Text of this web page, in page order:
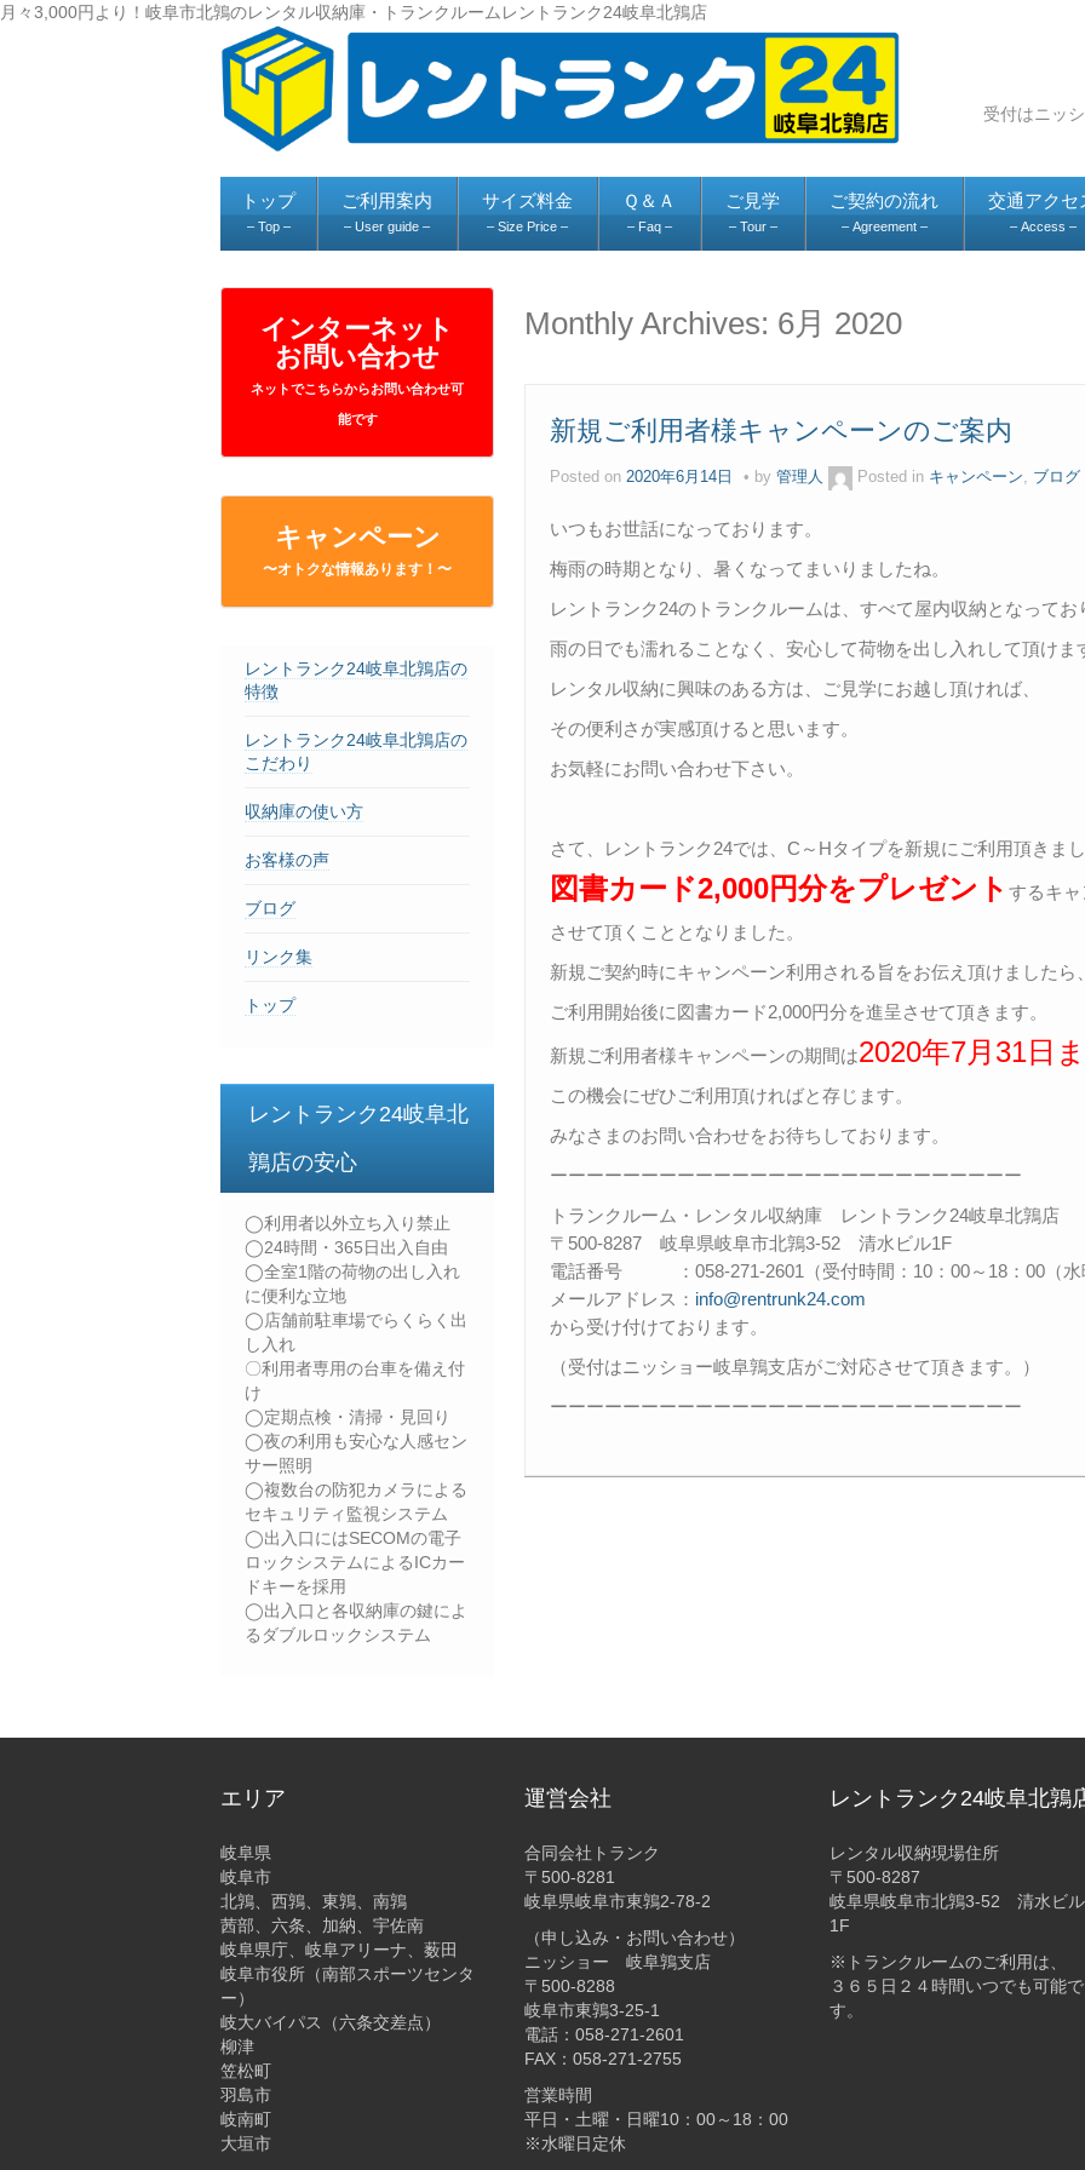
月々3,000円より！岐阜市北鶉のレンタル収納庫・トランクルームレントランク24岐阜北鶉店
トップ
– Top –
ご利用案内
– User guide –
サイズ料金
– Size Price –
Ｑ＆Ａ
– Faq –
ご見学
– Tour –
ご契約の流れ
– Agreement –
交通アクセ
– Access –
インターネット
お問い合わせ
ネットでこちらからお問い合わせ可
能です
キャンペーン
〜オトクな情報あります！〜
レントランク24岐阜北鶉店の
特徴
レントランク24岐阜北鶉店の
こだわり
収納庫の使い方
お客様の声
ブログ
リンク集
トップ
レントランク24岐阜北
鶉店の安心
◯利用者以外立ち入り禁止
◯24時間・365日出入自由
◯全室1階の荷物の出し入れ
に便利な立地
◯店舗前駐車場でらくらく出
し入れ
〇利用者専用の台車を備え付
け
◯定期点検・清掃・見回り
◯夜の利用も安心な人感セン
サー照明
◯複数台の防犯カメラによる
セキュリティ監視システム
◯出入口にはSECOMの電子
ロックシステムによるICカー
ドキーを採用
◯出入口と各収納庫の鍵によ
るダブルロックシステム
Monthly Archives: 6月 2020
新規ご利用者様キャンペーンのご案内
Posted on2020年6月14日 by管理人 Posted in キャンペーン, ブログ
いつもお世話になっております。
梅雨の時期となり、暑くなってまいりましたね。
レントランク24のトランクルームは、すべて屋内収納となってお
雨の日でも濡れることなく、安心して荷物を出し入れして頂けま
レンタル収納に興味のある方は、ご見学にお越し頂ければ、
その便利さが実感頂けると思います。
お気軽にお問い合わせ下さい。
さて、レントランク24では、C～Hタイプを新規にご利用頂きま
図書カード2,000円分をプレゼントするキ
させて頂くこととなりました。
新規ご契約時にキャンペーン利用される旨をお伝え頂けましたら、
ご利用開始後に図書カード2,000円分を進呈させて頂きます。
新規ご利用者様キャンペーンの期間は2020年7月31日
この機会にぜひご利用頂ければと存じます。
みなさまのお問い合わせをお待ちしております。
ーーーーーーーーーーーーーーーーーーーーーーーーーー
トランクルーム・レンタル収納庫 レントランク24岐阜北鶉店
〒500-8287 岐阜県岐阜市北鶉3-52 清水ビル1F
電話番号 ：058-271-2601（受付時間：10：00～18：00（水
メールアドレス： info@rentrunk24.com
から受け付けております。
（受付はニッショー岐阜鶉支店がご対応させて頂きます。）
ーーーーーーーーーーーーーーーーーーーーーーーーーー
エリア
岐阜県
岐阜市
北鶉、西鶉、東鶉、南鶉
茜部、六条、加納、宇佐南
岐阜県庁、岐阜アリーナ、薮田
岐阜市役所（南部スポーツセンタ
ー）
岐大バイパス（六条交差点）
柳津
笠松町
羽島市
岐南町
大垣市
運営会社
合同会社トランク
〒500-8281
岐阜県岐阜市東鶉2-78-2
（申し込み・お問い合わせ）
ニッショー 岐阜鶉支店
〒500-8288
岐阜市東鶉3-25-1
電話：058-271-2601
FAX：058-271-2755
営業時間
平日・土曜・日曜10：00～18：00
※水曜日定休
レントランク24岐阜北鶉
レンタル収納現場住所
〒500-8287
岐阜県岐阜市北鶉3-52 清水ビル
1F
※トランクルームのご利用は、
３６５日２４時間いつでも可能で
す。